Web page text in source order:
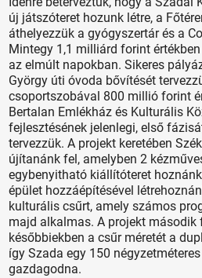
új játszóteret hozunk létre, a
áthelyezzük a gyógyszertár és a
Mintegy 1,1 milliárd forint
az elmúlt napokban. Sikeres
György úti óvoda bővítését
csoportszobával 800 millió forint
Bertalan Emlékház és Kulturális
fejlesztésének jelenlegi, első
tervezzük. A projekt keretében
újítanánk fel, amelyben 2
egybenyitható kiállítóteret
épület hozzáépítésével
kulturális csűrt, amely számos
majd alkalmas. A projekt második
későbbiekben a csűr méretét a
így Szada egy 150
gazdagodna.